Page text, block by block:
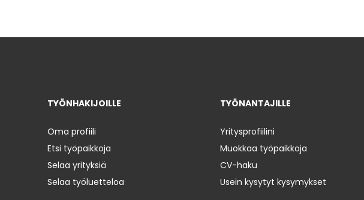
TYÖNHAKIJOILLE
Oma profiili
Etsi työpaikkoja
Selaa yrityksiä
Selaa työluetteloa
TYÖNANTAJILLE
Yritysprofiilini
Muokkaa työpaikkoja
CV-haku
Usein kysytyt kysymykset